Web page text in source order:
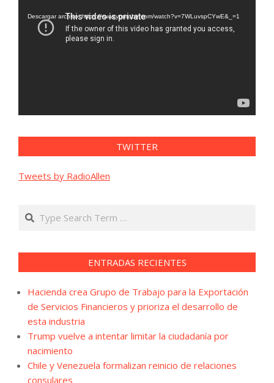
vídeo
Descargar archivo: https://www.youtube.com/watch?v=7WLuvspCYwE&_=1
TWITTER
Tweets by RadioAllen
Search
ENTRADAS RECIENTES
Hacienda crea Grupo de Trabajo para la Exportación
de Servicios Financieros y prioriza el desarrollo de
esta industria
Trump vuelve a intentar limitar la ciudadanía por
nacimiento
Chile y Venezuela formalizan reinicio de relaciones
consulares